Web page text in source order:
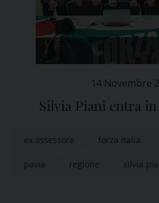
14 Novembre
Silvia Piani entra
ex assessore forza italia
pavia regione silvia